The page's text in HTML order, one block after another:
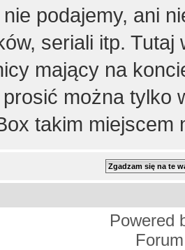
podajemy, ani
seriali itp. Tutaj
mający na
można tylko
takim miejscem
Powered